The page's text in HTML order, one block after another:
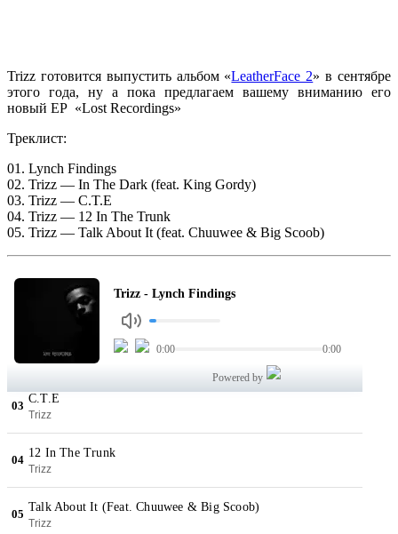
Trizz готовится выпустить альбом «LeatherFace 2»в сентябре
этого года, ну а пока предлагаем вашему вниманию его
новый EP «Lost Recordings»
Треклист:
01. Lynch Findings
02. Trizz — In The Dark (feat. King Gordy)
03. Trizz — C.T.E
04. Trizz — 12 In The Trunk
05. Trizz — Talk About It (feat. Chuuwee & Big Scoob)